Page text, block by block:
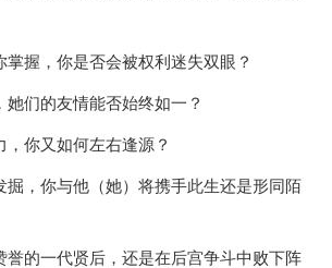
握，你是否会被权利迷失双眼？
们的友情能否始终如一？
你又如何左右逢源？
掘，你与他（她）将携手此生还是形同陌
誉的一代贤后，还是在后宫争斗中败下阵